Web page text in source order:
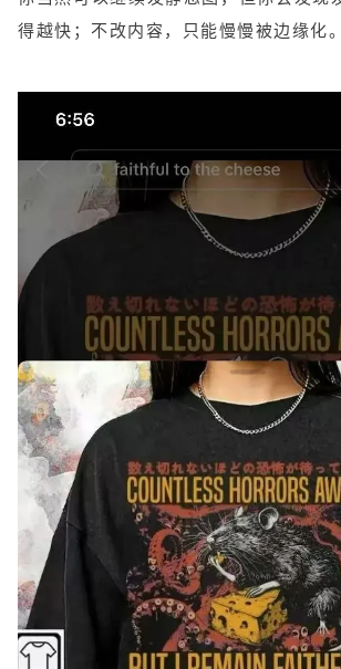
得越快；不改内容，只能慢慢被边缘化。